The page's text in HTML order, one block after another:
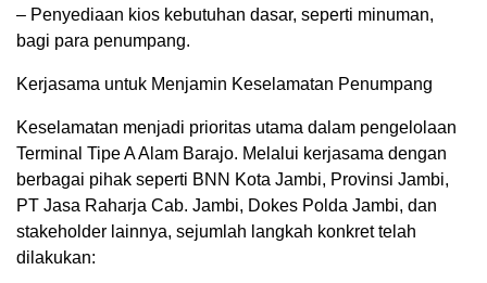
– Penyediaan kios kebutuhan dasar, seperti minuman,
bagi para penumpang.
Kerjasama untuk Menjamin Keselamatan Penumpang
Keselamatan menjadi prioritas utama dalam pengelolaan
Terminal Tipe A Alam Barajo. Melalui kerjasama dengan
berbagai pihak seperti BNN Kota Jambi, Provinsi Jambi,
PT Jasa Raharja Cab. Jambi, Dokes Polda Jambi, dan
stakeholder lainnya, sejumlah langkah konkret telah
dilakukan: